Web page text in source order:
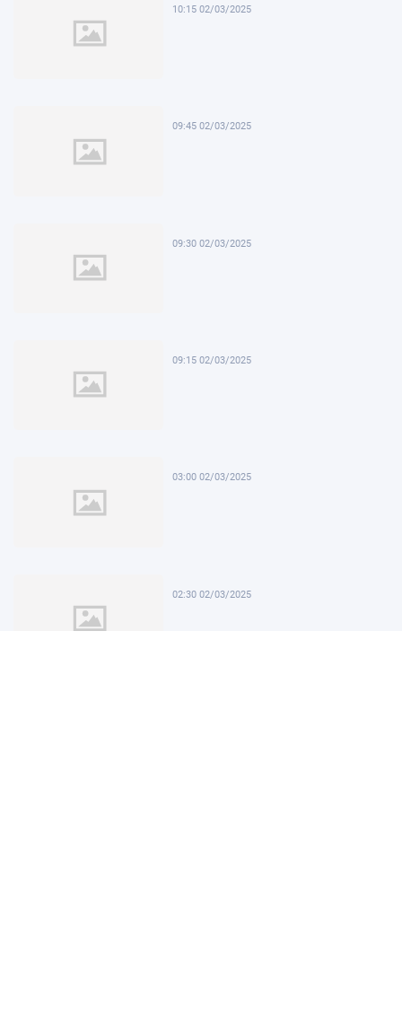
10:15 02/03/2025
09:45 02/03/2025
09:30 02/03/2025
09:15 02/03/2025
03:00 02/03/2025
02:30 02/03/2025